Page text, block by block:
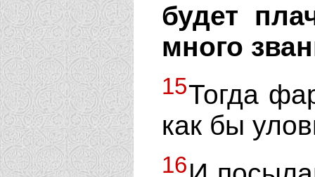
будет
много
15Тогда
как бы
16